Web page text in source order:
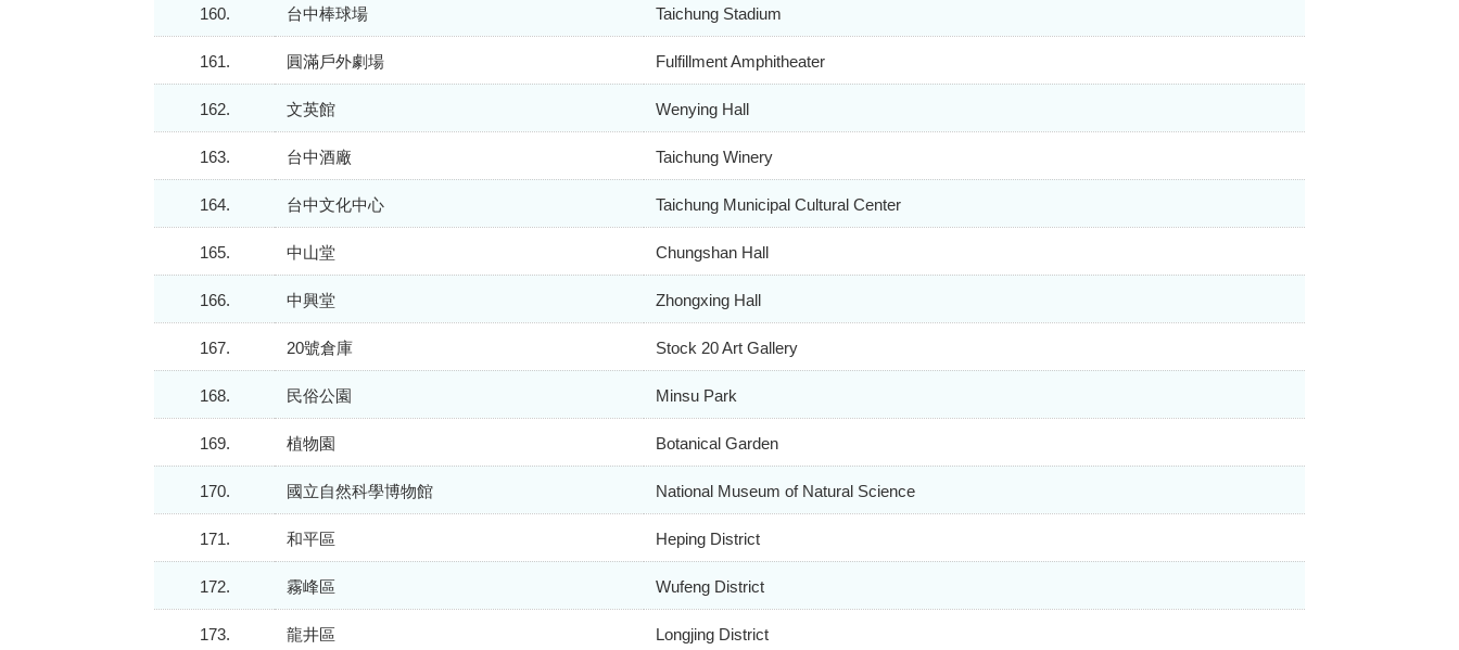
160. 台中棒球場 Taichung Stadium
161. 圓滿戶外劇場 Fulfillment Amphitheater
162. 文英館 Wenying Hall
163. 台中酒廠 Taichung Winery
164. 台中文化中心 Taichung Municipal Cultural Center
165. 中山堂 Chungshan Hall
166. 中興堂 Zhongxing Hall
167. 20號倉庫 Stock 20 Art Gallery
168. 民俗公園 Minsu Park
169. 植物園 Botanical Garden
170. 國立自然科學博物館 National Museum of Natural Science
171. 和平區 Heping District
172. 霧峰區 Wufeng District
173. 龍井區 Longjing District